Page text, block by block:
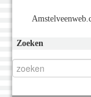
Zoeken